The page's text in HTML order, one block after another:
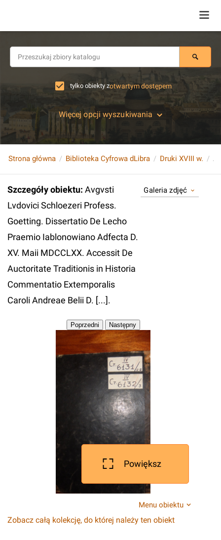
tylko obiekty zotwartym dostępem
Więcej opcji wyszukiwania
Strona główna Biblioteka Cyfrowa dLibra Druki XVIII w.
Szczegóły obiektu: Avgvsti
Lvdovici Schloezeri Profess.
Goetting. Dissertatio De Lecho
Praemio Iablonowiano Adfecta D.
XV. Maii MDCCLXX. Accessit De
Auctoritate Traditionis in Historia
Commentatio Extemporalis
Caroli Andreae Belii D. [...].
Galeria zdjęć
Powiększ
Menu obiektu
Zobacz całą kolekcję, do której należy ten obiekt